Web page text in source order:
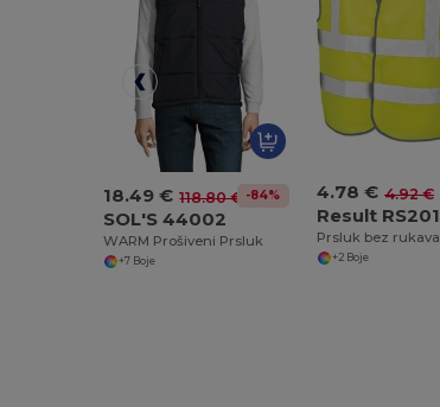
18.49 € 118.80 € -84%
SOL'S 44002
WARM Prošiveni Prsluk
+7 Boje
4.78 € 4.92 €
Result RS201
+2 Boje